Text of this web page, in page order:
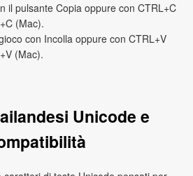
il pulsante Copia oppure con CTRL+C
(Mac).
con Incolla oppure con CTRL+V
(Mac).
Unicode e